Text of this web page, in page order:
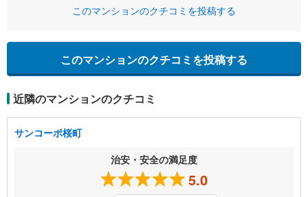
このマンションのクチコミを投稿する
このマンションのクチコミを投稿する
近隣のマンションのクチコミ
サンコーポ桜町
治安・安全の満足度
5.0